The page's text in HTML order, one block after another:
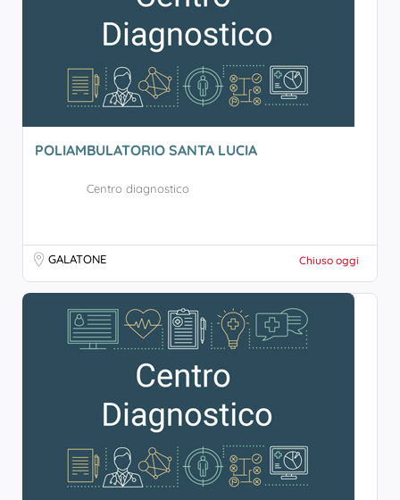
POLIAMBULATORIO SANTA LUCIA
Centro diagnostico
GALATONE Chiuso oggi